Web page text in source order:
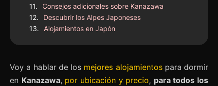
Consejos adicionales sobre Kanazawa
Descubrir los Alpes Japoneses
Alojamientos en Japón
Voy a hablar de los mejores alojamientospara dormir
en Kanazawa, por ubicación y precio, para todos los